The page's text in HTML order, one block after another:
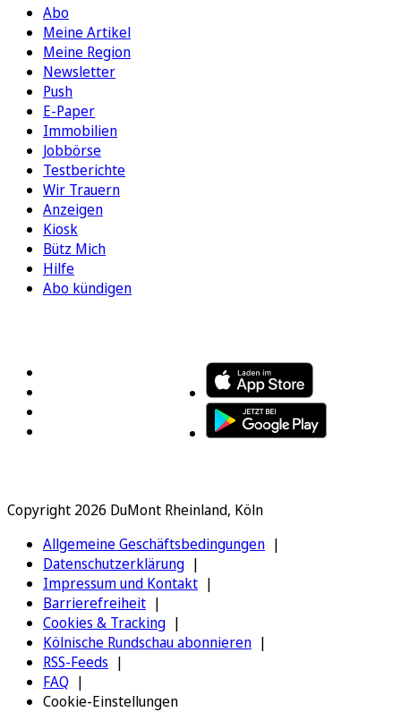
Abo
Meine Artikel
Meine Region
Newsletter
Push
E-Paper
Immobilien
Jobbörse
Testberichte
Wir Trauern
Anzeigen
Kiosk
Bütz Mich
Hilfe
Abo kündigen
Copyright 2026 DuMont Rheinland, Köln
Allgemeine Geschäftsbedingungen
Datenschutzerklärung
Impressum und Kontakt
Barrierefreiheit
Cookies & Tracking
Kölnische Rundschau abonnieren
RSS-Feeds
FAQ
Cookie-Einstellungen